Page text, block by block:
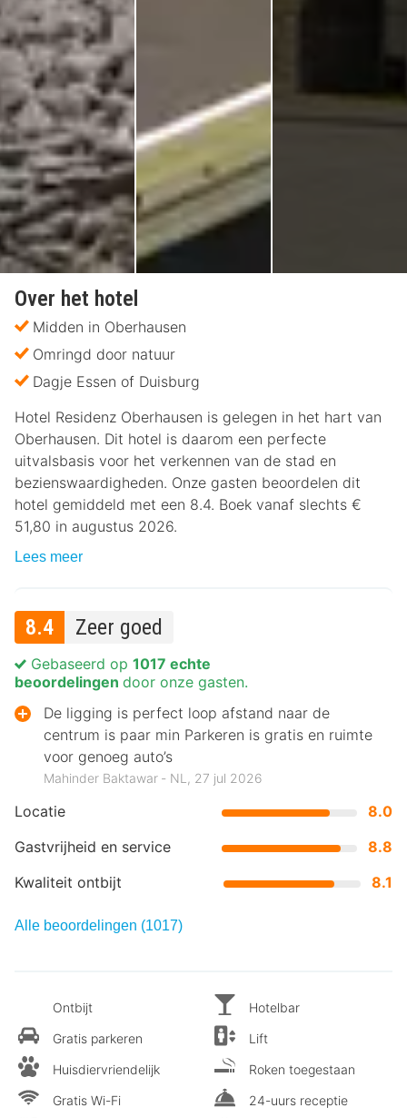
Over het hotel
Midden in Oberhausen
Omringd door natuur
Dagje Essen of Duisburg
Hotel Residenz Oberhausen is gelegen in het hart van
Oberhausen. Dit hotel is daarom een perfecte
uitvalsbasis voor het verkennen van de stad en
bezienswaardigheden. Onze gasten beoordelen dit
hotel gemiddeld met een 8.4. Boek vanaf slechts €
51,80 in augustus 2026.
Lees meer
8.4 Zeer goed
Locatie
8.0
Gastvrijheid en service
8.8
Kwaliteit ontbijt
8.1
Gebaseerd op 1017 echte
beoordelingen door onze gasten.
De ligging is perfect loop afstand naar de
centrum is paar min Parkeren is gratis en ruimte
voor genoeg auto’s
Mahinder Baktawar ‐ NL, 27 jul 2026
Alle beoordelingen (1017)
Ontbijt
Gratis parkeren
Huisdiervriendelijk
Gratis Wi-Fi
Hotelbar
Lift
Roken toegestaan
24-uurs receptie